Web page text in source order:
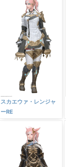
スカエウァ・レンジャ
ーRE